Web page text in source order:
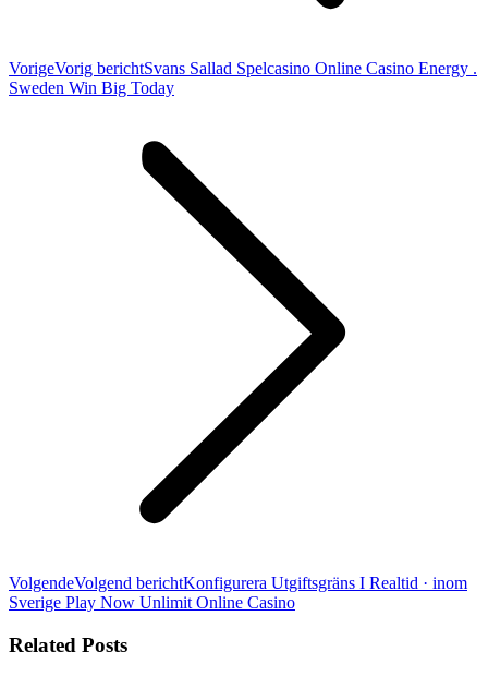
VorigeVorig berichtSvans Sallad Spelcasino Online Casino Energy .
Sweden Win Big Today
VolgendeVolgend berichtKonfigurera Utgiftsgräns I Realtid · inom
Sverige Play Now Unlimit Online Casino
Related Posts